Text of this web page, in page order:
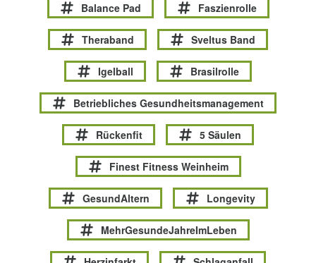
Balance Pad Faszienrolle
Theraband Sveltus Band
Igelball Brasilrolle
Betriebliches Gesundheitsmanagement
Rückenfit 5 Säulen
Finest Fitness Weinheim
GesundAltern Longevity
MehrGesundeJahreImLeben